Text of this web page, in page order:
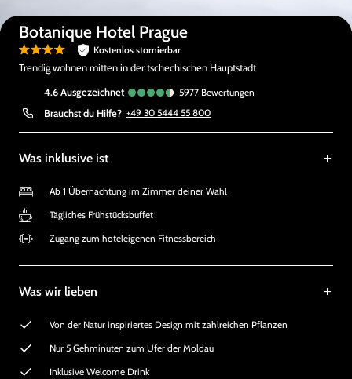
Botanique Hotel Prague
Kostenlos stornierbar
Trendig wohnen mitten in der tschechischen Hauptstadt
4.6
ausgezeichnet 5977 Bewertungen
Brauchst du Hilfe? +49 30 5444 55 800
Was inklusive ist
Ab 1 Übernachtung im Zimmer deiner Wahl
Tägliches Frühstücksbuffet
Zugang zum hoteleigenen Fitnessbereich
Was wir lieben
Von der Natur inspiriertes Design mit zahlreichen Pflanzen
Nur 5 Gehminuten zum Ufer der Moldau
Inklusive Welcome Drink